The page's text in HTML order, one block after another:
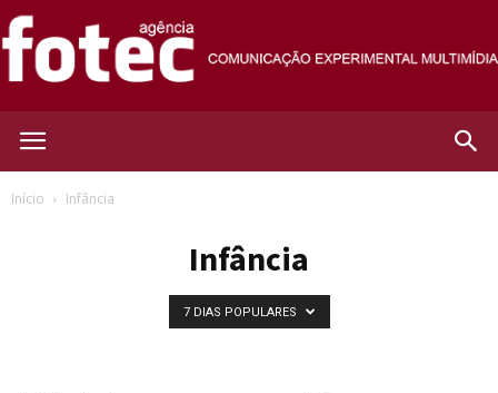
Fotec
Início Infância
Infância
7 DIAS POPULARES